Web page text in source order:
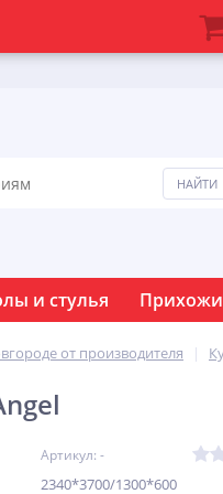
и стулья
от производителя
Артикул: -
2340*3700/1300*600